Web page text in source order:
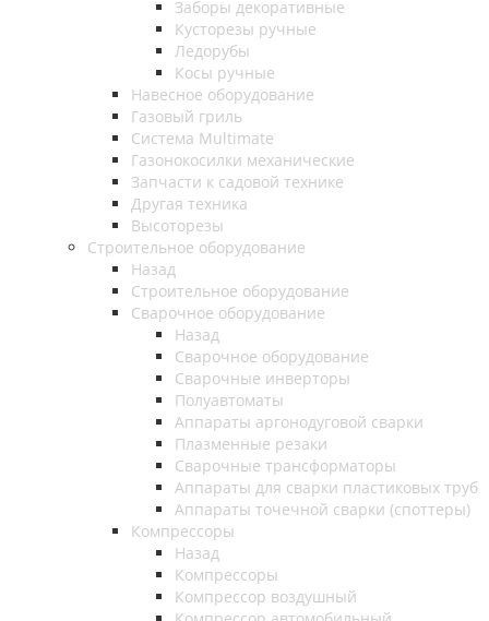
Заборы декоративные
Кусторезы ручные
Ледорубы
Косы ручные
Навесное оборудование
Газовый гриль
Система Multimate
Газонокосилки механические
Запчасти к садовой технике
Другая техника
Высоторезы
Строительное оборудование
Назад
Строительное оборудование
Сварочное оборудование
Назад
Сварочное оборудование
Сварочные инверторы
Полуавтоматы
Аппараты аргонодуговой сварки
Плазменные резаки
Сварочные трансформаторы
Аппараты для сварки пластиковых труб
Аппараты точечной сварки (споттеры)
Компрессоры
Назад
Компрессоры
Компрессор воздушный